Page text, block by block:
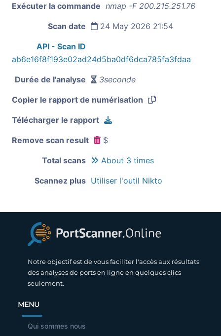
Exécuter la commande nmap -F 200.215.251.76
Scan date 24 May 2026 21:54
API - Scan ID
ab6e16f8f193e02ad24d5ba0df6dca785fa3fdaa
Durée de l'analyse 3seconde
Copier le rapport de numérisation
Télécharger le rapport
Remove scan result $
Total scans About 3 times
Scannez plus Utiliser l'outil Nikto
Notre objectif est de vous faciliter l'accès aux résultats
des analyses de ports en ligne en quelques clics
seulement.
MENU
Qui sommes nous